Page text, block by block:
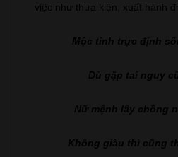
việc như thưa kiện, xuất hành đi
Mộc tinh trực định
Dù gặp tai nguy
Nữ mệnh lấy chồng
Không giàu thì cũng